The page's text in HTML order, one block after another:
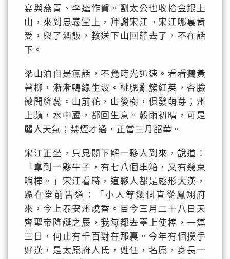
宴與燕青、李逵作賀。劉太公也收拾金銀上
山，來到忠義堂上，拜謝宋江。宋江哪裏肯
受，與了酒飯，教送下山回莊去了，不在話
下。
梁山泊自是無話，不覺時光迅速。看看鵝黃
著柳，漸漸鴨綠生波。桃腮亂簇紅英，杏臉
微開絳蕊。山前花，山後樹，俱發萌芽；州
上蘋，水中蘆，都回生意。穀雨初晴，可是
麗人天氣；禁煙才過，正當三月韶華。
宋江正坐，只見關下解一夥人到來，說道：
「拿到一夥牛子，有七八個車箱，又有幾束
哨棒。」宋江看時，這夥人都是彪形大漢，
跪在堂前告道：「小人等幾個直從鳳翔府
來，今上泰安州燒香。目今三月二十八日天
齊聖帝降誕之辰，我每都去臺上使棒，一連
三日，何止有千百對在那裏。今年有個撲手
好漢，是太原府人氏，姓任，名原，身長一